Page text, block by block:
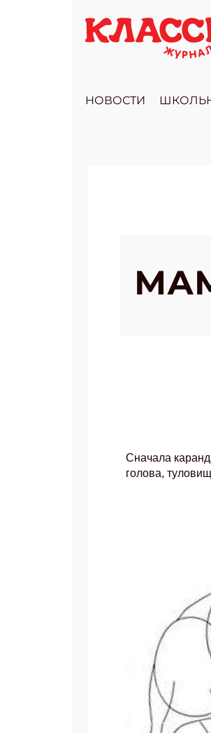
НОВОСТИ
Сначала
голова,